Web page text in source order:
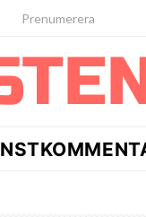
Prenumerera